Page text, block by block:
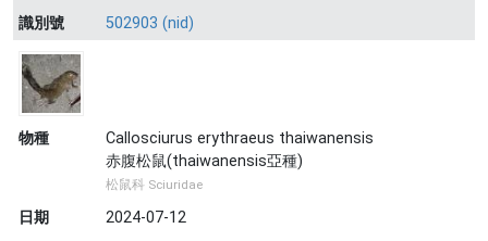
識別號
502903 (nid)
物種
Callosciurus erythraeus thaiwanensis
赤腹松鼠(thaiwanensis亞種)
松鼠科 Sciuridae
日期
2024-07-12